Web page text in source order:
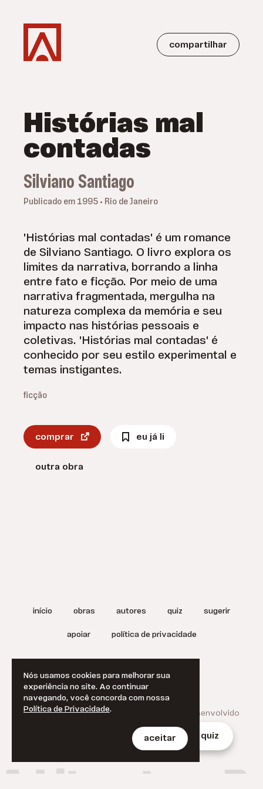
compartilhar
autores quiz
Histórias mal
contadas
Silviano Santiago
Publicado em 1995 • Rio de Janeiro
'Histórias mal contadas' é um romance
de Silviano Santiago. O livro explora os
limites da narrativa, borrando a linha
entre fato e ficção. Por meio de uma
narrativa fragmentada, mergulha na
natureza complexa da memória e seu
impacto nas histórias pessoais e
coletivas. 'Histórias mal contadas' é
conhecido por seu estilo experimental e
temas instigantes.
ficção
comprar eu já li
outra obra
início obras autores quiz sugerir
apoiar política de privacidade
© 2025 A Literatura Brasileira.
Projetado e desenvolvido
Nós usamos cookies para melhorar sua
experiência no site. Ao continuar
navegando, você concorda com nossa
Política de Privacidade.
aceitar